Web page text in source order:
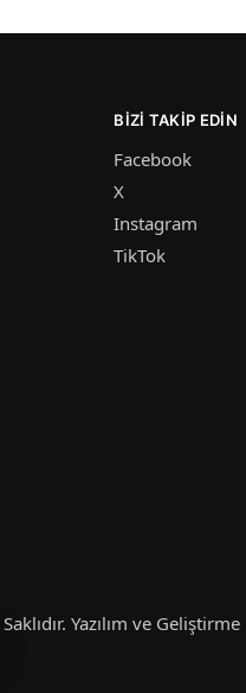
BIZI TAKIP EDIN
Facebook
X
Instagram
TikTok
Yazılım ve Geliştirme